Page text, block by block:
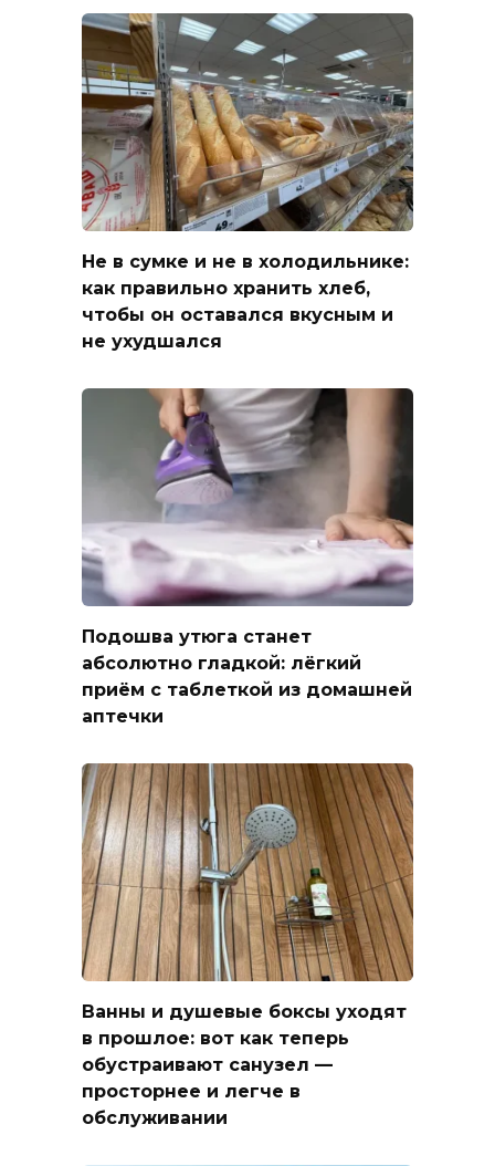
Не в сумке и не в холодильнике:
как правильно хранить хлеб,
чтобы он оставался вкусным и
не ухудшался
Подошва утюга станет
абсолютно гладкой: лёгкий
приём с таблеткой из домашней
аптечки
Ванны и душевые боксы уходят
в прошлое: вот как теперь
обустраивают санузел —
просторнее и легче в
обслуживании